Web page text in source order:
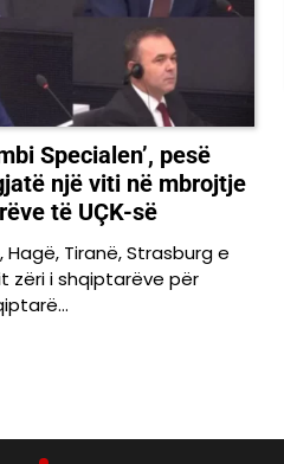
Specialen’, pesë
një viti në mbrojtje
të UÇK-së
Hagë, Tiranë, Strasburg e
zëri i shqiptarëve për